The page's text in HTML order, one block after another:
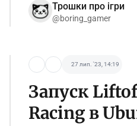
Трошки про ігри
@boring_gamer
27 лип. '23, 14:19
Запуск
Racing в